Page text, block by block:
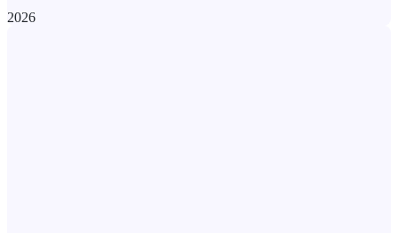
2026